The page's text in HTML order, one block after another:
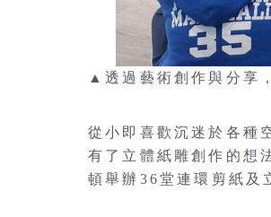
▲透過藝術創作與分享
從小即喜歡沉迷於各種
有了立體紙雕創作的想
頓舉辦36堂連環剪紙及